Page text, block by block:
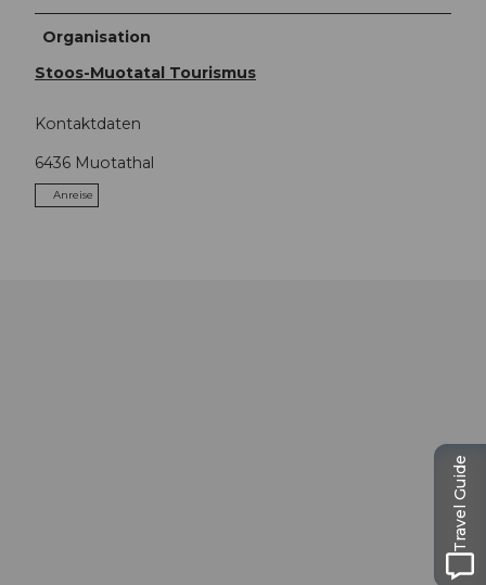
Organisation
Stoos-Muotatal Tourismus
Kontaktdaten
6436 Muotathal
Anreise
Travel Guide